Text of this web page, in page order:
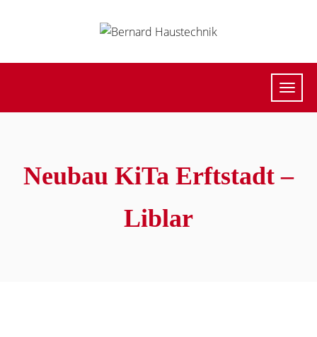
Neubau KiTa Erftstadt –
Liblar